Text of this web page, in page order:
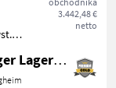
3.442,48 €
netto
Salzburger Lagerhaus-Technik